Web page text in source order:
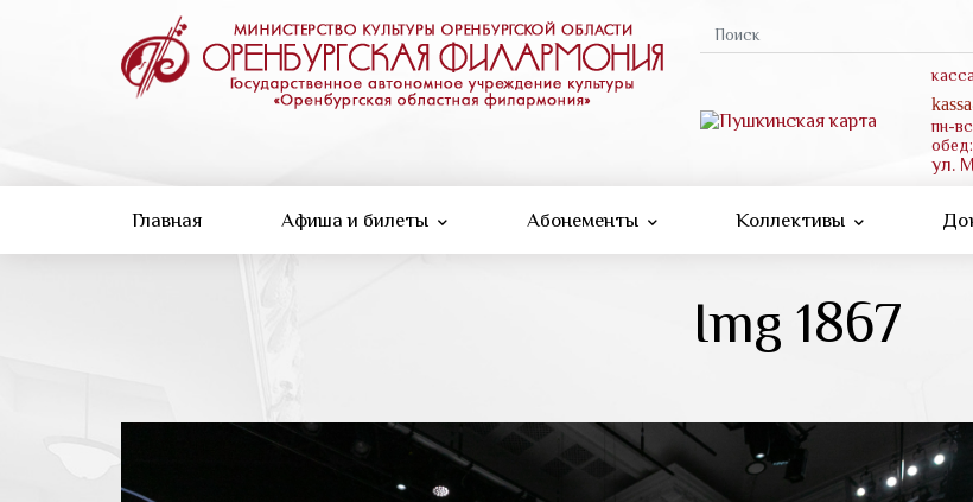
Форма
пн-
ул.
Главная Афиша и билеты Абонементы Коллективы
Img 1867